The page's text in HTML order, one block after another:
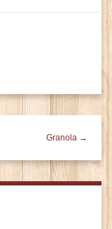
Granola →